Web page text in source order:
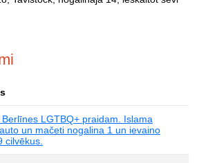
LGTBQ+ praidam. Islama
un mačeti nogalina 1 un ievaino
cilvēkus.